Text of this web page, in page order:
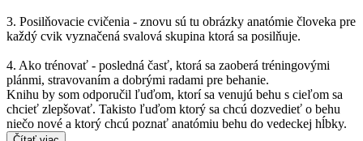
3. Posilňovacie cvičenia - znovu sú tu obrázky anatómie človeka pre
každý cvik vyznačená svalová skupina ktorá sa posilňuje.
4. Ako trénovať - posledná časť, ktorá sa zaoberá tréningovými
plánmi, stravovaním a dobrými radami pre behanie.
Knihu by som odporučil ľuďom, ktorí sa venujú behu s cieľom sa
chcieť zlepšovať. Takisto ľuďom ktorý sa chcú dozvedieť o behu
niečo nové a ktorý chcú poznať anatómiu behu do vedeckej hĺbky.